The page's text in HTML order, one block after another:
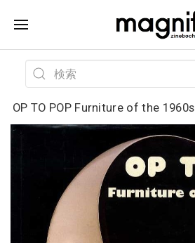
OP TO POP Furniture of the 1960s